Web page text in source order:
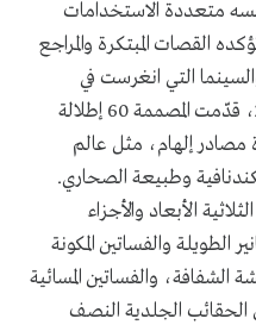
متعددة الاستخدامات
القصات المبتكرة والمراجع
والسينما التي انغرست في
، قدّمت المصممة60 إطلالة
مصادر إلهام، مثل عالم
وطبيعة الصحاري.
الأبعاد والأجزاء
والفساتين المكونة
الشفافة، والفساتين المسائية
الجلدية النصف